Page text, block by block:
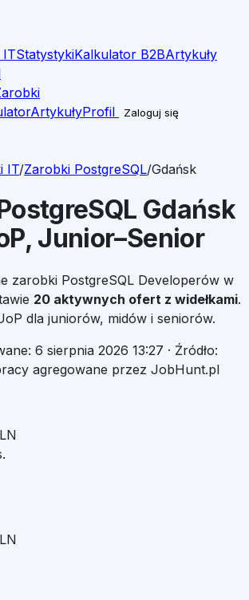
ITStatystykiKalkulator B2BArtykuły
ArtykułyProfil Zaloguj się
IT/Zarobki PostgreSQL/Gdańsk
Gdańsk
Junior–Senior
zarobki PostgreSQL Developerów w
20 aktywnych ofert z widełkami.
dla juniorów, midów i seniorów.
6 sierpnia 2026 13:27 · Źródło:
agregowane przez JobHunt.pl